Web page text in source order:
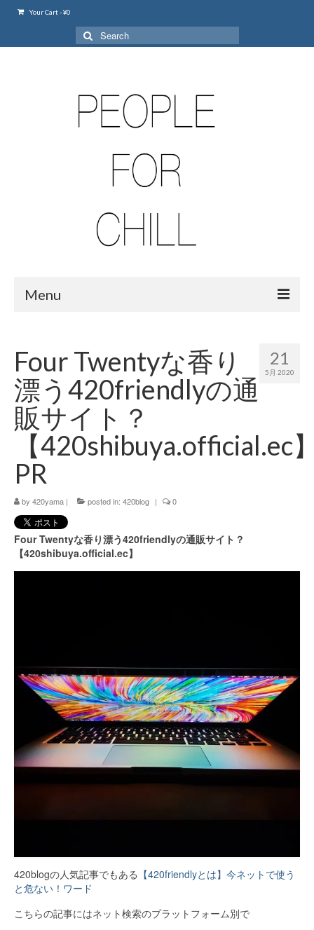
Your Cart-¥0
Search
for:
Menu
420 shibuya_info
420 shibuya_access
420 shibuya_shop
Instagram:420shibuya_official
About:FOUR TWENTY SHIBUYA
YouTube:420shibuya
420 Blog Full
www.h4wp.com
21
5月 2020
Four Twentyな香り
漂う420friendlyの通
販サイト？
【420shibuya.official.ec
PR
by 420yama | posted in: 420blog | 0
Four Twentyな香り漂う420friendlyの通販サイト？
【420shibuya.official.ec】
420blogの人気記事でもある 【420friendlyとは】今ネットで使う
と危ない！ワード
こちらの記事にはネット検索のプラットフォーム別で